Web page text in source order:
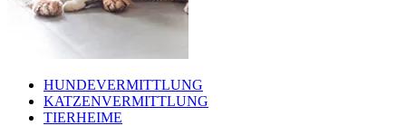
HUNDEVERMITTLUNG
KATZENVERMITTLUNG
TIERHEIME